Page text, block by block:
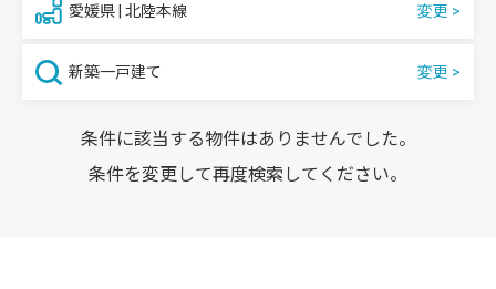
愛媛県 | 北陸本線
新築一戸建て
条件に該当する物件はありませんでした。
条件を変更して再度検索してください。